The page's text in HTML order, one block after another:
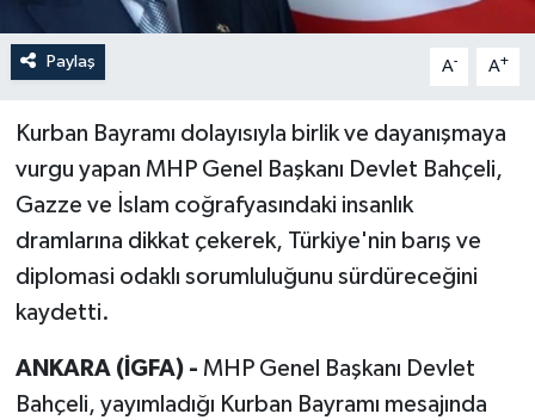
Paylaş A- A+
Kurban Bayramı dolayısıyla birlik ve dayanışmaya
vurgu yapan MHP Genel Başkanı Devlet Bahçeli,
Gazze ve İslam coğrafyasındaki insanlık
dramlarına dikkat çekerek, Türkiye'nin barış ve
diplomasi odaklı sorumluluğunu sürdüreceğini
kaydetti.
ANKARA (İGFA) - MHP Genel Başkanı Devlet
Bahçeli, yayımladığı Kurban Bayramı mesajında